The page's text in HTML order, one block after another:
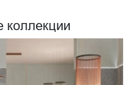
коллекции